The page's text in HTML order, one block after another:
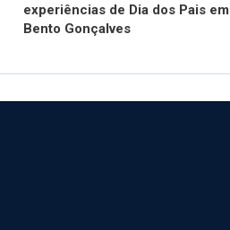
experiências de Dia dos Pais em
Bento Gonçalves